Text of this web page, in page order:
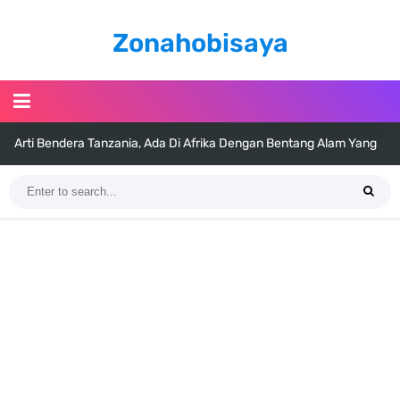
Zonahobisaya
Arti Bendera Tanzania, Ada Di Afrika Dengan Bentang Alam Yang